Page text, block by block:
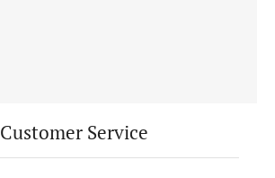
Customer Service